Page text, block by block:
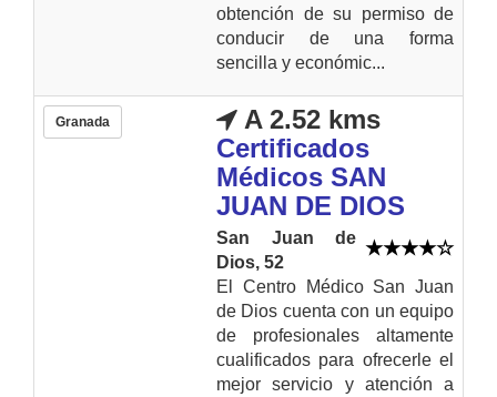
obtención de su permiso de
conducir de una forma
sencilla y económic...
Granada
A 2.52 kms
Certificados
Médicos SAN
JUAN DE DIOS
San Juan de
Dios, 52
El Centro Médico San Juan
de Dios cuenta con un equipo
de profesionales altamente
cualificados para ofrecerle el
mejor servicio y atención a